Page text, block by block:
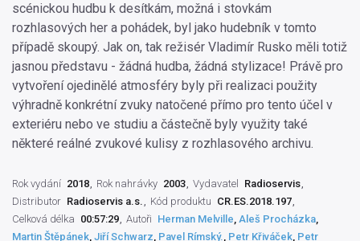
scénickou hudbu k desítkám, možná i stovkám
rozhlasových her a pohádek, byl jako hudebník v tomto
případě skoupý. Jak on, tak režisér Vladimír Rusko měli totiž
jasnou představu - žádná hudba, žádná stylizace! Právě pro
vytvoření ojedinělé atmosféry byly při realizaci použity
výhradně konkrétní zvuky natočené přímo pro tento účel v
exteriéru nebo ve studiu a částečně byly využity také
některé reálné zvukové kulisy z rozhlasového archivu.
Rok vydání 2018 Rok nahrávky 2003 Vydavatel
Radioservis
Distributor Radioservis a.s. Kód produktu CR.ES.2018.197
Celková délka 00:57:29 Autoři Herman Melville, Aleš Procházka,
Martin Štěpánek, Jiří Schwarz, Pavel Rímský., Petr Křiváček, Petr